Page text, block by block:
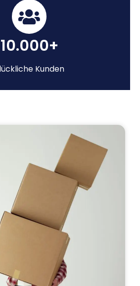
10.000+
Kunden